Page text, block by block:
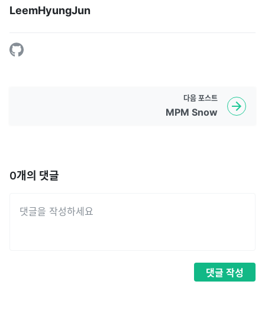
LeemHyungJun
다음 포스트
MPM Snow
0개의 댓글
댓글 작성